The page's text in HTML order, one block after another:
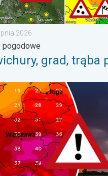
2026
pogodowe
grad, trąba
chmury.